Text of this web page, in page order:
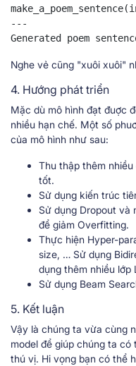
---
Generated poem
Nghe vẻ cũng "xuôi xuôi"
4. Hướng phát triển
Mặc dù mô hình đạt đuợc
nhiều hạn chế. Một số
của mô hình như sau:
Thu thập thêm
tốt.
Sử dụng kiến trúc
Sử dụng Dropout và
để giảm Overfitting.
Thực hiện Hyper-
size, … Sử dụng
dụng thêm nhiều lớp
Sử dụng Beam
5. Kết luận
Vậy là chúng ta vừa cùng
model để giúp chúng ta
thú vị. Hi vọng bạn có thể